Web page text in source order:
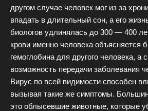
другом случае человек мог из за
впадать в длительный сон, а его
биологов удлинялась до 300 — 400
крови именно человека объясняется
гемоглобина для другого человека, а
возможность передачи заболевания
Вирус по всей видимости способен
вызывая такие же симптомы.
это облысевшие животные, которые